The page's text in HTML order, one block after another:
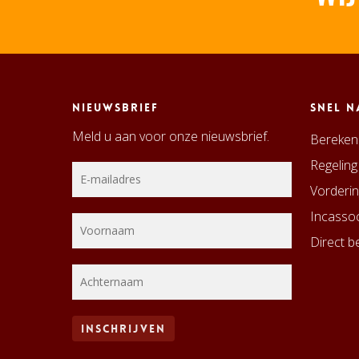
Nieuwsbrief
Meld u aan voor onze nieuwsbrief.
Snel
Direct